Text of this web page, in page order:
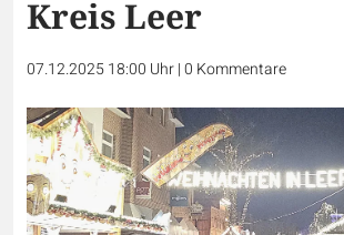
Kreis Leer
07.12.2025 18:00 Uhr|0 Kommentare